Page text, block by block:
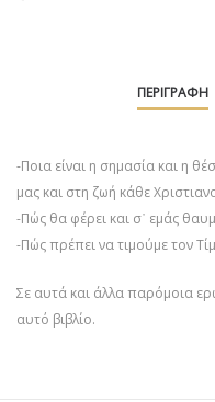
ΠΕΡΙΓΡΑΦΉ
-Ποια είναι η σημασία και η
μας και στη ζωή κάθε
-Πώς θα φέρει και σ᾿ εμάς
-Πώς πρέπει να τιμούμε τον
Σε αυτά και άλλα παρόμοια
αυτό βιβλίο.